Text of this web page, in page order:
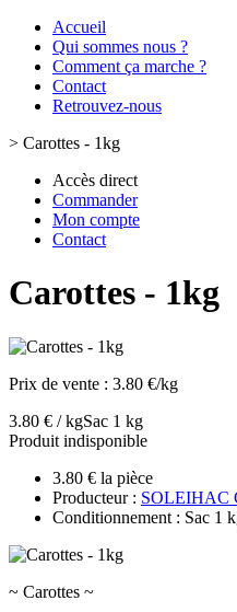
Accueil
Qui sommes nous ?
Comment ça marche ?
Contact
Retrouvez-nous
> Carottes - 1kg
Accès direct
Commander
Mon compte
Contact
Carottes - 1kg
Prix de vente : 3.80 €/kg
3.80 € / kgSac 1 kg
Produit indisponible
3.80 € la pièce
Producteur : SOLEIHAC
Conditionnement : Sac 1
~ Carottes ~